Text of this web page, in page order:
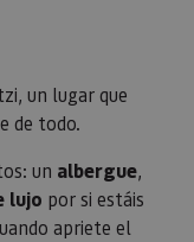
un lugar que
de todo.
un albergue,
lujo por si estáis
apriete el